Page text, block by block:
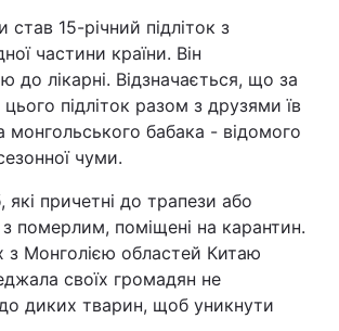
15-річний підліток з
частини країни. Він
до лікарні. Відзначається, що за
цього підліток разом з друзями їв
монгольського бабака - відомого
чуми.
які причетні до трапези або
померлим, поміщені на карантин.
з Монголією областей Китаю
своїх громадян не
диких тварин, щоб уникнути